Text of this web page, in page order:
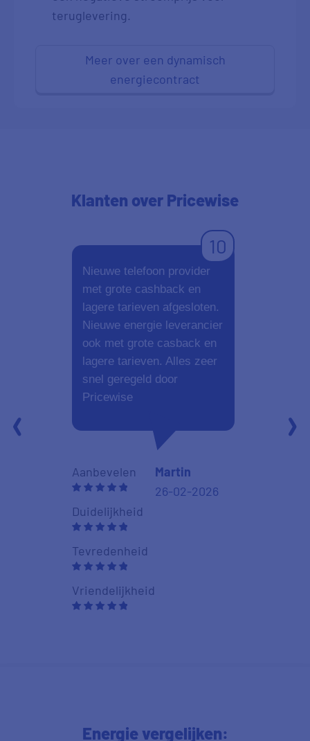
teruglevering.
Meer over een dynamisch
energiecontract
Klanten over Pricewise
10
Nieuwe telefoon provider
met grote cashback en
lagere tarieven afgesloten.
Nieuwe energie leverancier
ook met grote casback en
lagere tarieven. Alles zeer
snel geregeld door
Pricewise
Aanbevelen
Duidelijkheid
Tevredenheid
Vriendelijkheid
Martin
26-02-2026
Aanbevelen
Energie vergelijken: